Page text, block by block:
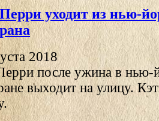
уходит из нью-
2018
после ужина в нью-
выходит на улицу.